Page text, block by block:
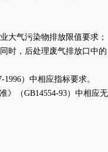
大气污染物排放限值要求；
时，后处理废气排放口中的
）中相应指标要求。
》（GB14554-93）中相应无